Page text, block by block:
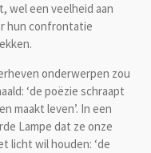
wel een veelheid aan
hun confrontatie
onderwerpen zou
‘de poëzie schraapt
maakt leven’. In een
Lampe dat ze onze
licht wil houden: ‘de